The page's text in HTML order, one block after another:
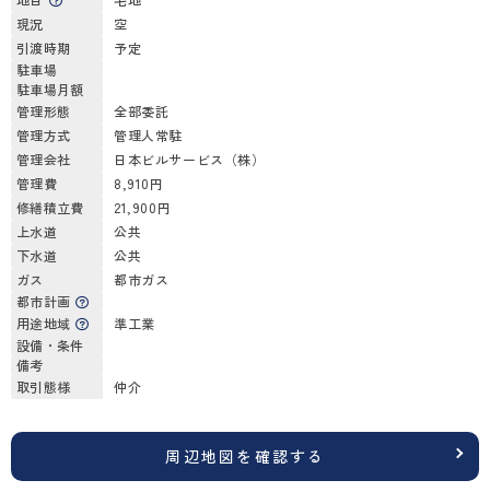
現況
空
引渡時期
予定
駐車場
駐車場月額
管理形態
全部委託
管理方式
管理人常駐
管理会社
日本ビルサービス（株）
管理費
8,910円
修繕積立費
21,900円
上水道
公共
下水道
公共
ガス
都市ガス
都市計画
用途地域
準工業
設備・条件
備考
取引態様
仲介
周辺地図を確認する